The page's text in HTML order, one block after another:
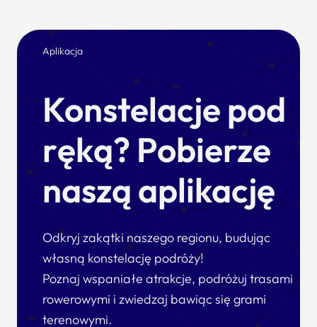
Aplikacja
Konstelacje pod
ręką? Pobierze
naszą aplikację
Odkryj zakątki naszego regionu, budując
własną konstelację podróży!
Poznaj wspaniałe atrakcje, podróżuj trasami
rowerowymi i zwiedzaj bawiąc się grami
terenowymi.